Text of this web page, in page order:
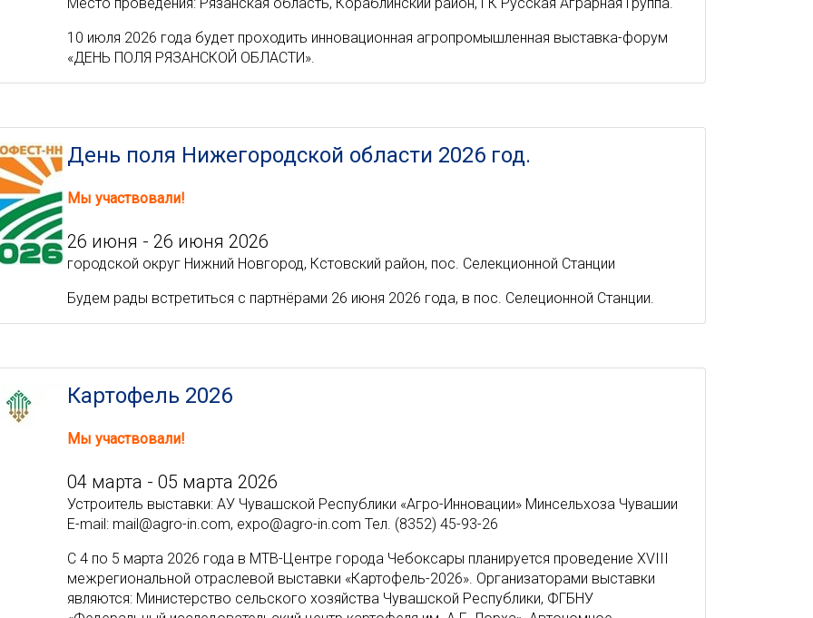
10 июля 2026 года будет проходить инновационная агропромышленная выставка-форум
«ДЕНЬ ПОЛЯ РЯЗАНСКОЙ ОБЛАСТИ».
День поля Нижегородской области 2026 год.
Мы участвовали!
26 июня - 26 июня 2026
городской округ Нижний Новгород, Кстовский район, пос. Селекционной Станции
Будем рады встретиться с партнёрами 26 июня 2026 года, в пос. Селеционной Станции.
Картофель 2026
Мы участвовали!
04 марта - 05 марта 2026
Устроитель выставки: АУ Чувашской Республики «Агро-Инновации» Минсельхоза Чувашии
E-mail: mail@agro-in.com, expo@agro-in.com Тел. (8352) 45-93-26
C 4 по 5 марта 2026 года в МТВ-Центре города Чебоксары планируется проведение XVIII
межрегиональной отраслевой выставки «Картофель-2026». Организаторами выставки
являются: Министерство сельского хозяйства Чувашской Республики, ФГБНУ